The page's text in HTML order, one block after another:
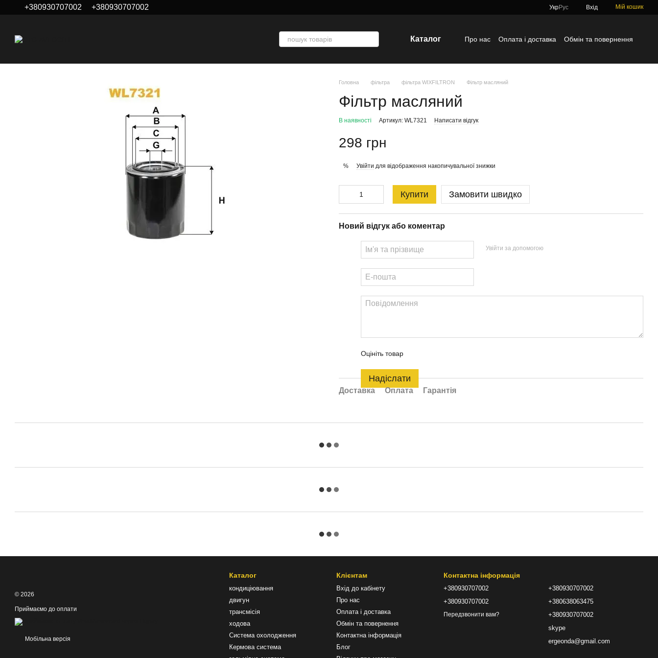
Перейти до основного контенту
+380930707002 +380930707002 УкрРус Вхід Мій кошик
Каталог Про нас Оплата і доставка
Обмін та повернення
Головна фільтра фільтра WIXFILTRON Фільтр масляний
Фільтр масляний
В наявності Артикул: WL7321 Написати відгук
298 грн
% Увійти для відображення накопичувальної знижки
Купити Замовити швидко
Новий відгук або коментар
Увійти за допомогою
Оцініть товар
Надіслати
Доставка Оплата Гарантія
© 2026
Приймаємо до оплати
Мобільна версія
Каталог
кондиціювання
двигун
трансмісія
ходова
Система охолодження
Кермова система
Клієнтам
Вхід до кабінету
Про нас
Оплата і доставка
Обмін та повернення
Контактна інформація
Блог
Контактна інформація
+380930707002
+380930707002
Передзвонити вам?
+380930707002
+380638063475
+380930707002
skype
ergeonda@gmail.com